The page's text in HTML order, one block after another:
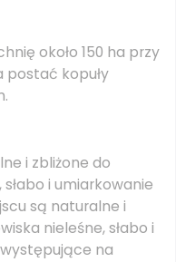
około 150 ha przy
kopuły
i zbliżone do
i umiarkowanie
są naturalne i
nieleśne, słabo i
na